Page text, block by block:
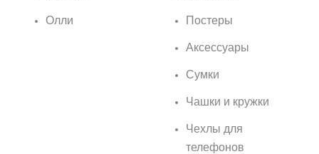
Олли Постеры
Аксессуары
Сумки
Чашки и кружки
Чехлы для
телефонов